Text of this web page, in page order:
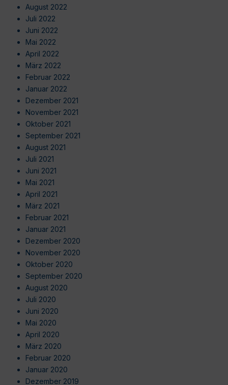
August 2022
Juli 2022
Juni 2022
Mai 2022
April 2022
März 2022
Februar 2022
Januar 2022
Dezember 2021
November 2021
Oktober 2021
September 2021
August 2021
Juli 2021
Juni 2021
Mai 2021
April 2021
März 2021
Februar 2021
Januar 2021
Dezember 2020
November 2020
Oktober 2020
September 2020
August 2020
Juli 2020
Juni 2020
Mai 2020
April 2020
März 2020
Februar 2020
Januar 2020
Dezember 2019